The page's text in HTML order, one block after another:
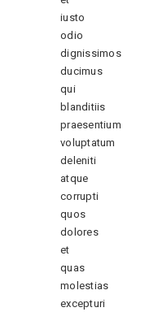
iusto
odio
dignissimos
ducimus
qui
blanditiis
praesentium
voluptatum
deleniti
atque
corrupti
quos
dolores
et
quas
molestias
excepturi